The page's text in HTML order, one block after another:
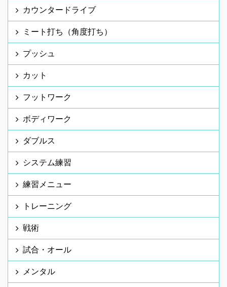
カウンタードライブ
ミート打ち（角度打ち）
プッシュ
カット
フットワーク
ボディワーク
ダブルス
システム練習
練習メニュー
トレーニング
戦術
試合・オール
メンタル